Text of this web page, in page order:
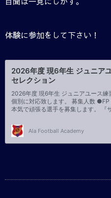
体験に参加をして下さい！